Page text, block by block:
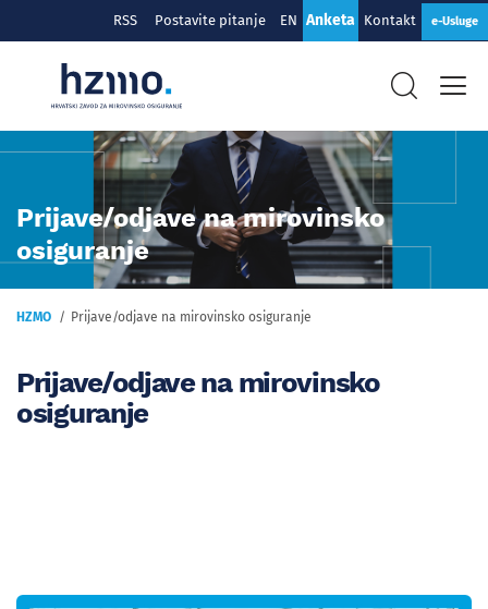
RSS Postavite pitanje EN Anketa Kontakt e-Usluge
Prijave/odjave na mirovinsko
osiguranje
HZMO Prijave/odjave na mirovinsko osiguranje
Prijave/odjave na mirovinsko
osiguranje